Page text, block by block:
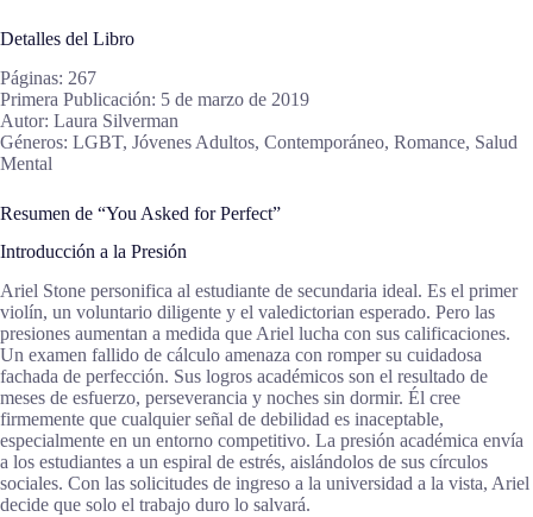
Detalles del Libro
Páginas: 267
Primera Publicación: 5 de marzo de 2019
Autor: Laura Silverman
Géneros: LGBT, Jóvenes Adultos, Contemporáneo, Romance, Salud
Mental
Resumen de “You Asked for Perfect”
Introducción a la Presión
Ariel Stone personifica al estudiante de secundaria ideal. Es el primer
violín, un voluntario diligente y el valedictorian esperado. Pero las
presiones aumentan a medida que Ariel lucha con sus calificaciones.
Un examen fallido de cálculo amenaza con romper su cuidadosa
fachada de perfección. Sus logros académicos son el resultado de
meses de esfuerzo, perseverancia y noches sin dormir. Él cree
firmemente que cualquier señal de debilidad es inaceptable,
especialmente en un entorno competitivo. La presión académica envía
a los estudiantes a un espiral de estrés, aislándolos de sus círculos
sociales. Con las solicitudes de ingreso a la universidad a la vista, Ariel
decide que solo el trabajo duro lo salvará.